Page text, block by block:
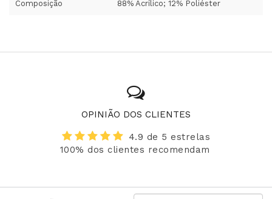
Composição 88% Acrílico; 12% Poliéster
OPINIÃO DOS CLIENTES
4.9 de 5 estrelas
100% dos clientes recomendam